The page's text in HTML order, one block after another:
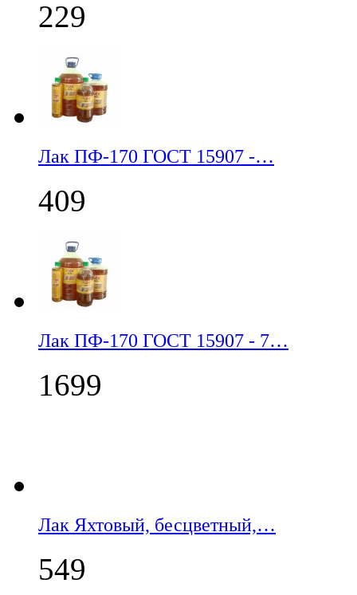
229
Лак ПФ-170 ГОСТ 15907 -…
409
Лак ПФ-170 ГОСТ 15907 - 7…
1699
Лак Яхтовый, бесцветный,…
549